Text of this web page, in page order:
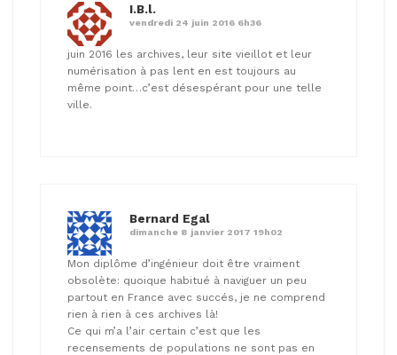
I.B.l.
vendredi 24 juin 2016 6h36
juin 2016 les archives, leur site vieillot et leur
numérisation à pas lent en est toujours au
même point…c’est désespérant pour une telle
ville.
Bernard Egal
dimanche 8 janvier 2017 19h02
Mon diplôme d’ingénieur doit être vraiment
obsolète: quoique habitué à naviguer un peu
partout en France avec succés, je ne comprend
rien à rien à ces archives là!
Ce qui m’a l’air certain c’est que les
recensements de populations ne sont pas en